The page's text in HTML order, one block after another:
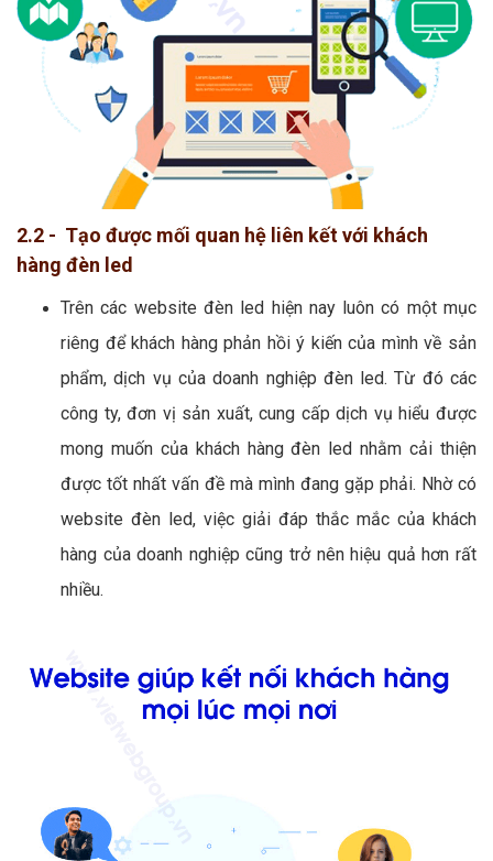
2.2 - Tạo được mối quan hệ liên kết với khách
hàng đèn led
Trên các website đèn led hiện nay luôn có một mục
riêng để khách hàng phản hồi ý kiến của mình về sản
phẩm, dịch vụ của doanh nghiệp đèn led. Từ đó các
công ty, đơn vị sản xuất, cung cấp dịch vụ hiểu được
mong muốn của khách hàng đèn led nhằm cải thiện
được tốt nhất vấn đề mà mình đang gặp phải. Nhờ có
website đèn led, việc giải đáp thắc mắc của khách
hàng của doanh nghiệp cũng trở nên hiệu quả hơn rất
nhiều.